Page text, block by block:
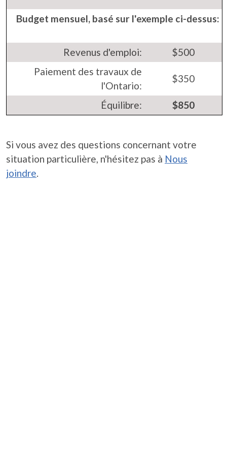
Budget mensuel, basé sur l'exemple ci-dessus:
Revenus d'emploi:
$500
Paiement des travaux de
l'Ontario:
$350
Équilibre: $850
Si vous avez des questions concernant votre
situation particulière, n'hésitez pas à Nous
joindre.